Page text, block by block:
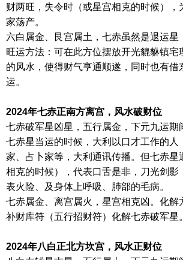
财两旺，失令时（或星宫相克的时候），
家荡产。
六白属金、艮宫属土，七赤虽然是退运星
旺运方法：可在此方位摆放开光貔貅镇宅
的风水，使得财气亨通顺遂，同时也有借
运。
2024年七赤正南方离宫，风水破财位
七赤破军星凶星，五行属金，下元九运期
七赤星当运的时候，大利以口才工作的人
家、占卜家等，大利通讯传播。但七赤星
相克的时候），代表口舌是非，刀光剑影
表火险、及身体上呼吸、肺部的毛病。
七赤属金、离宫属火，星宫相克凶。化解
补财库符（五行招财符）化解七赤破军星。
2024年八白正北方坎宫，风水正财位